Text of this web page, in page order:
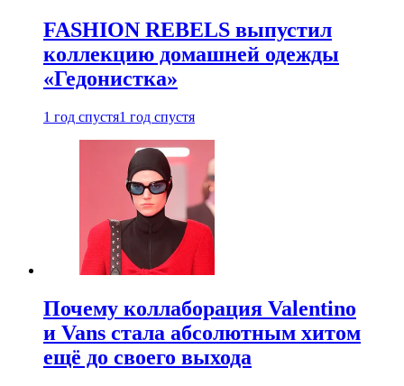
FASHION REBELS выпустил
коллекцию домашней одежды
«Гедонистка»
1 год спустя1 год спустя
Почему коллаборация Valentino
и Vans стала абсолютным хитом
ещё до своего выхода